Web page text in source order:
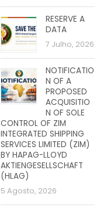
RESERVE A
DATA
7 Julho, 2026
NOTIFICATIO
N OF A
PROPOSED
ACQUISITIO
N OF SOLE
CONTROL OF ZIM
INTEGRATED SHIPPING
SERVICES LIMITED (ZIM)
BY HAPAG-LLOYD
AKTIENGESELLSCHAFT
(HLAG)
5 Agosto, 2026